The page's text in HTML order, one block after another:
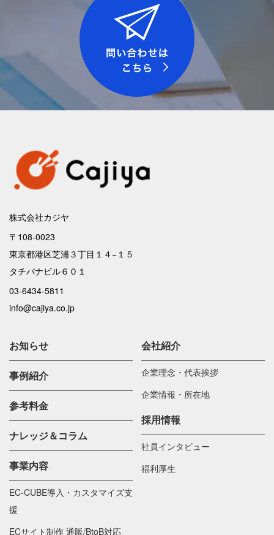
お知らせ
事例紹介
参考料金
ナレッジ＆コラム
事業内容
EC-CUBE導入・カスタマイズ支
援
ECサイト制作 通販/BtoB対応
会社紹介
企業理念・代表挨拶
企業情報・所在地
採用情報
社員インタビュー
福利厚生
株式会社カジヤ
〒108-0023
東京都港区芝浦３丁目１４−１５
タチバナビル６０１
03-6434-5811
info@cajiya.co.jp